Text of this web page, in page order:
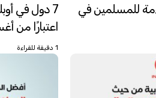
للمسلمين في
7 دول في
اعتبارًا من
1 دقيقة للقراءة